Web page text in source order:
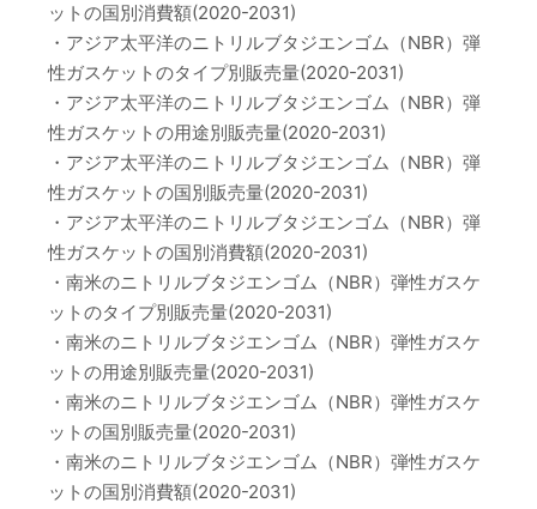
ットの国別消費額(2020-2031)
・アジア太平洋のニトリルブタジエンゴム（NBR）弾
性ガスケットのタイプ別販売量(2020-2031)
・アジア太平洋のニトリルブタジエンゴム（NBR）弾
性ガスケットの用途別販売量(2020-2031)
・アジア太平洋のニトリルブタジエンゴム（NBR）弾
性ガスケットの国別販売量(2020-2031)
・アジア太平洋のニトリルブタジエンゴム（NBR）弾
性ガスケットの国別消費額(2020-2031)
・南米のニトリルブタジエンゴム（NBR）弾性ガスケ
ットのタイプ別販売量(2020-2031)
・南米のニトリルブタジエンゴム（NBR）弾性ガスケ
ットの用途別販売量(2020-2031)
・南米のニトリルブタジエンゴム（NBR）弾性ガスケ
ットの国別販売量(2020-2031)
・南米のニトリルブタジエンゴム（NBR）弾性ガスケ
ットの国別消費額(2020-2031)